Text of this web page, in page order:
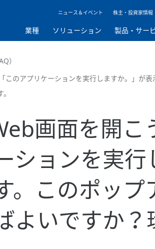
ニュース＆イベント 株主・投資家情報
業種 ソリューション 製品・サー
）
のアプリケーションを実行しますか。」が
画面を開
ションを実
。このポップ
よいですか？